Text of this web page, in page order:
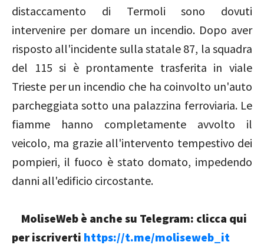
distaccamento di Termoli sono dovuti
intervenire per domare un incendio. Dopo aver
risposto all'incidente sulla statale 87, la squadra
del 115 si è prontamente trasferita in viale
Trieste per un incendio che ha coinvolto un'auto
parcheggiata sotto una palazzina ferroviaria. Le
fiamme hanno completamente avvolto il
veicolo, ma grazie all'intervento tempestivo dei
pompieri, il fuoco è stato domato, impedendo
danni all'edificio circostante.
MoliseWeb è anche su Telegram: clicca qui
per iscriverti https://t.me/moliseweb_it